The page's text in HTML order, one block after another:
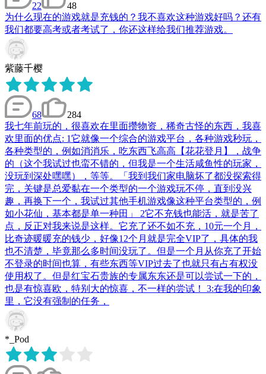
22
48
为什么现在的游戏就是充钱的？我不喜欢这种游戏好吗？还有
我们都要高考或者考试了，你还这样给我们推荐游戏。
紫藤千樱
68
284
我七年前玩的，很喜欢在里面攒物资，稀奇古怪的东西，我喜
欢里面的优点: 1它就像一个综合的游戏平台，各种游戏秒玩，
各种类型的，例如消消乐，吃东西飞高高【花花登月】，战争
的（这个我试过也蛮不错的，但我是一个生活咸鱼性的玩家，
没玩到深处嘿嘿），等等。「我到我们家电脑坏了都没探索得
完，关键是总爱黏在一个类型的一个游戏玩不停，直到没兴
趣，再换下一个，我试过其他手机游戏像这种平台类型的，例
如小花仙，基本都是单一种田」 2它不充钱也能活，就是苦了
点，反正对我来说是这样。它充了还不如不充，10元一个月，
比奇迹暖暖充的钱少，好像12个月就是完全VIP了，具体的我
也不清楚，毕竟那么多时间没玩了。但是一个月从你充了开始
不登录的时间也算，有些东西等VIP过去了也就只有占有权没
使用权了。但是红宝石贵族的专属东东还是可以尝试一下的，
也是有惊喜欧，特别大的惊喜，不一样的尝试！ 3:在我的印象
里，它没有强制的任务，
*_Pod